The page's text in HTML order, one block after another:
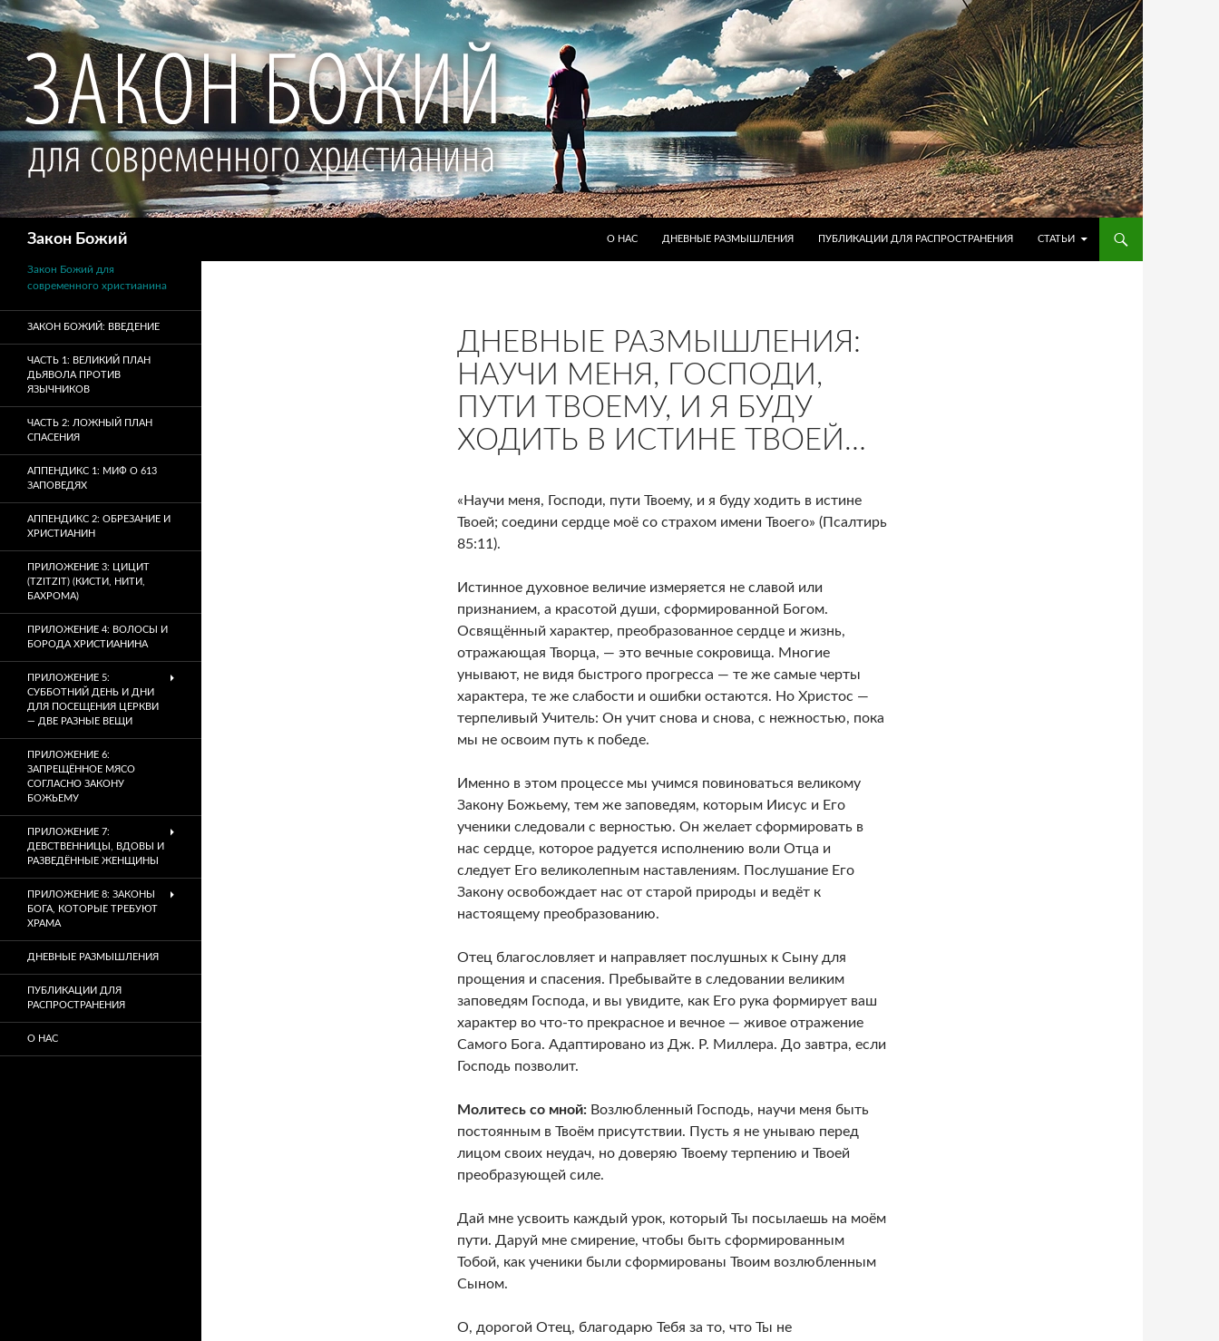
Закон Божий
О НАС
ДНЕВНЫЕ РАЗМЫШЛЕНИЯ ПУБЛИКАЦИИ ДЛЯ РАСПРОСТРАНЕНИЯ СТАТЬИ
ДНЕВНЫЕ РАЗМЫШЛЕНИЯ:
НАУЧИ МЕНЯ, ГОСПОДИ,
ПУТИ ТВОЕМУ, И Я БУДУ
ХОДИТЬ В ИСТИНЕ ТВОЕЙ…
«Научи меня, Господи, пути Твоему, и я буду ходить в истине
Твоей; соедини сердце моё со страхом имени Твоего» (Псалтирь
85:11).
Истинное духовное величие измеряется не славой или
признанием, а красотой души, сформированной Богом.
Освящённый характер, преобразованное сердце и жизнь,
отражающая Творца, — это вечные сокровища. Многие
унывают, не видя быстрого прогресса — те же самые черты
характера, те же слабости и ошибки остаются. Но Христос —
терпеливый Учитель: Он учит снова и снова, с нежностью, пока
мы не освоим путь к победе.
Именно в этом процессе мы учимся повиноваться великому
Закону Божьему, тем же заповедям, которым Иисус и Его
ученики следовали с верностью. Он желает сформировать в
нас сердце, которое радуется исполнению воли Отца и
следует Его великолепным наставлениям. Послушание Его
Закону освобождает нас от старой природы и ведёт к
настоящему преобразованию.
Отец благословляет и направляет послушных к Сыну для
прощения и спасения. Пребывайте в следовании великим
заповедям Господа, и вы увидите, как Его рука формирует ваш
характер во что-то прекрасное и вечное — живое отражение
Самого Бога. Адаптировано из Дж. Р. Миллера. До завтра, если
Господь позволит.
Молитесь со мной: Возлюбленный Господь, научи меня быть
постоянным в Твоём присутствии. Пусть я не унываю перед
лицом своих неудач, но доверяю Твоему терпению и Твоей
преобразующей силе.
Дай мне усвоить каждый урок, который Ты посылаешь на моём
пути. Даруй мне смирение, чтобы быть сформированным
Тобой, как ученики были сформированы Твоим возлюбленным
Сыном.
О, дорогой Отец, благодарю Тебя за то, что Ты не
Закон Божий для
современного христианина
ЗАКОН БОЖИЙ: ВВЕДЕНИЕ
ЧАСТЬ 1: ВЕЛИКИЙ ПЛАН
ДЬЯВОЛА ПРОТИВ
ЯЗЫЧНИКОВ
ЧАСТЬ 2: ЛОЖНЫЙ ПЛАН
СПАСЕНИЯ
АППЕНДИКС 1: МИФ О 613
ЗАПОВЕДЯХ
АППЕНДИКС 2: ОБРЕЗАНИЕ И
ХРИСТИАНИН
ПРИЛОЖЕНИЕ 3: ЦИЦИТ
(TZITZIT) (КИСТИ, НИТИ,
БАХРОМА)
ПРИЛОЖЕНИЕ 4: ВОЛОСЫ И
БОРОДА ХРИСТИАНИНА
ПРИЛОЖЕНИЕ 5:
СУББОТНИЙ ДЕНЬ И ДНИ
ДЛЯ ПОСЕЩЕНИЯ ЦЕРКВИ
— ДВЕ РАЗНЫЕ ВЕЩИ
ПРИЛОЖЕНИЕ 6:
ЗАПРЕЩЁННОЕ МЯСО
СОГЛАСНО ЗАКОНУ
БОЖЬЕМУ
ПРИЛОЖЕНИЕ 7:
ДЕВСТВЕННИЦЫ, ВДОВЫ И
РАЗВЕДЁННЫЕ ЖЕНЩИНЫ
ПРИЛОЖЕНИЕ 8: ЗАКОНЫ
БОГА, КОТОРЫЕ ТРЕБУЮТ
ХРАМА
ДНЕВНЫЕ РАЗМЫШЛЕНИЯ
ПУБЛИКАЦИИ ДЛЯ
РАСПРОСТРАНЕНИЯ
О НАС